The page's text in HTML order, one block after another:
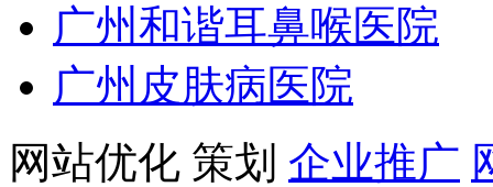
广州和谐耳鼻喉医院
广州皮肤病医院
网站优化 策划 企业推广